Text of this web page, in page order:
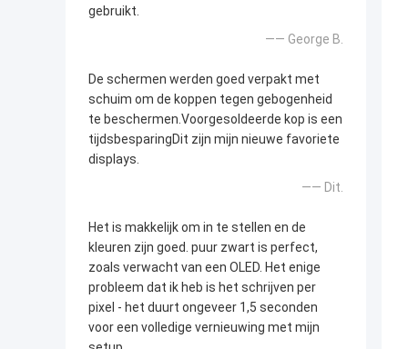
gebruikt.
—— George B.
De schermen werden goed verpakt met
schuim om de koppen tegen gebogenheid
te beschermen.Voorgesoldeerde kop is een
tijdsbesparingDit zijn mijn nieuwe favoriete
displays.
—— Dit.
Het is makkelijk om in te stellen en de
kleuren zijn goed. puur zwart is perfect,
zoals verwacht van een OLED. Het enige
probleem dat ik heb is het schrijven per
pixel - het duurt ongeveer 1,5 seconden
voor een volledige vernieuwing met mijn